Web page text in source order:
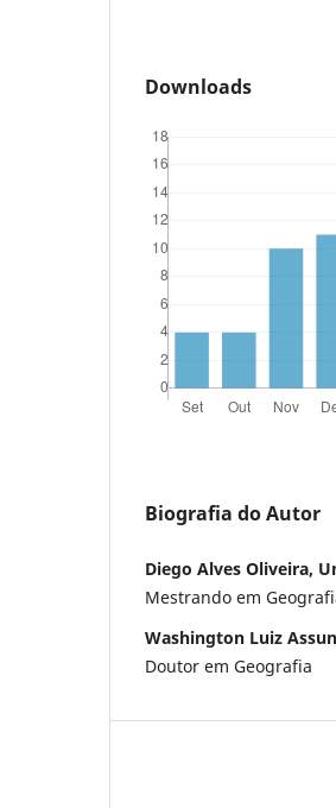
Downloads
Biografia do Autor
Diego Alves Oliveira,
Mestrando em
Washington Luiz
Doutor em Geografia